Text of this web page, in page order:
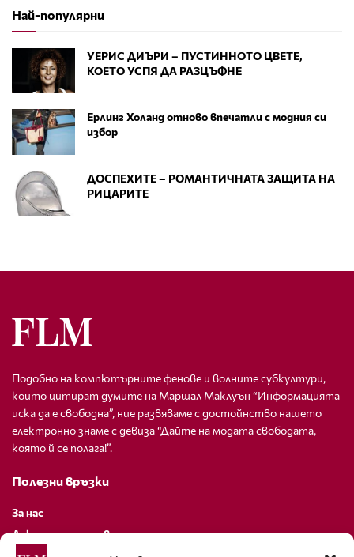
Най-популярни
УЕРИС ДИЪРИ – ПУСТИННОТО ЦВЕТЕ,
КОЕТО УСПЯ ДА РАЗЦЪФНЕ
Ерлинг Холанд отново впечатли с модния си
избор
ДОСПЕХИТЕ – РОМАНТИЧНАТА ЗАЩИТА НА
РИЦАРИТЕ
Подобно на компютърните фенове и волните субкултури,
които цитират думите на Маршал Маклуън “Информацията
иска да е свободна”, ние развяваме с достойнство нашето
електронно знаме с девиза “Дайте на модата свободата,
която й се полага!”.
Полезни връзки
За нас
Декларация за поверителност